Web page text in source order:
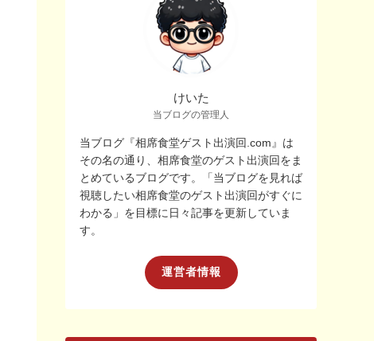
けいた
当ブログの管理人
当ブログ『相席食堂ゲスト出演回.com』は
その名の通り、相席食堂のゲスト出演回をま
とめているブログです。「当ブログを見れば
視聴したい相席食堂のゲスト出演回がすぐに
わかる」を目標に日々記事を更新していま
す。
運営者情報